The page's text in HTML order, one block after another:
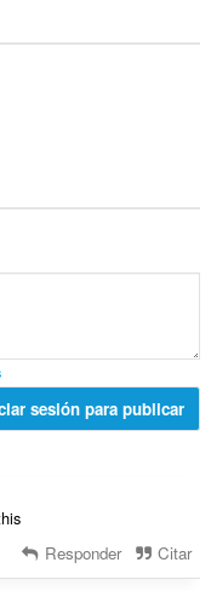
sesión para publicar
Responder Citar